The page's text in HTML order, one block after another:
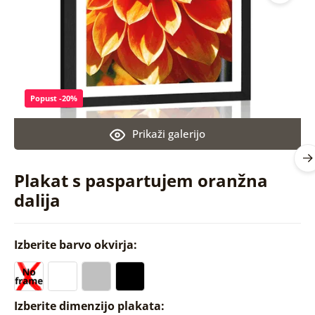
Plakat s paspartujem oranžna
dalija
Prikaži galerijo
Popust -20%
Izberite barvo okvirja:
Izberite dimenzijo plakata: